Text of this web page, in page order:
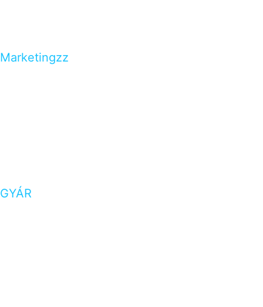
Marketingzz
GYÁR